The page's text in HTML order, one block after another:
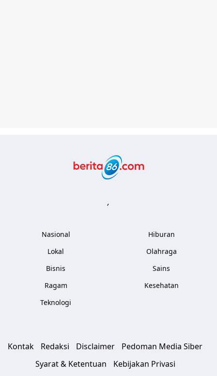
,
Nasional
Lokal
Bisnis
Ragam
Teknologi
Hiburan
Olahraga
Sains
Kesehatan
Kontak Redaksi Disclaimer
Pedoman Media Siber
Syarat & Ketentuan
Kebijakan Privasi